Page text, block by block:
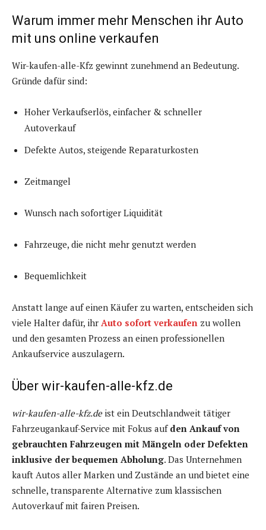
Warum immer mehr Menschen ihr Auto
mit uns online verkaufen
Wir-kaufen-alle-Kfz gewinnt zunehmend an Bedeutung.
Gründe dafür sind:
Hoher Verkaufserlös, einfacher & schneller
Autoverkauf
Defekte Autos, steigende Reparaturkosten
Zeitmangel
Wunsch nach sofortiger Liquidität
Fahrzeuge, die nicht mehr genutzt werden
Bequemlichkeit
Anstatt lange auf einen Käufer zu warten, entscheiden sich
viele Halter dafür, ihr Auto sofort verkaufen zu wollen
und den gesamten Prozess an einen professionellen
Ankaufservice auszulagern.
Über wir-kaufen-alle-kfz.de
wir-kaufen-alle-kfz.deist ein Deutschlandweit tätiger
Fahrzeugankauf-Service mit Fokus auf den Ankauf von
gebrauchten Fahrzeugen mit Mängeln oder Defekten
inklusive der bequemen Abholung. Das Unternehmen
kauft Autos aller Marken und Zustände an und bietet eine
schnelle, transparente Alternative zum klassischen
Autoverkauf mit fairen Preisen.